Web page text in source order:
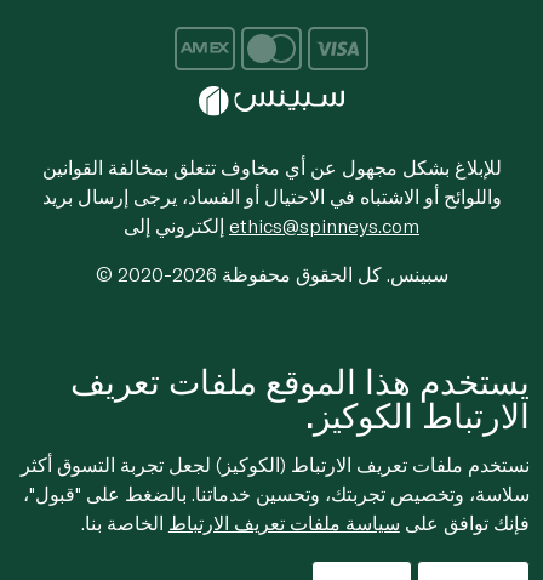
للإبلاغ بشكل مجهول عن أي مخاوف تتعلق بمخالفة القوانين
واللوائح أو الاشتباه في الاحتيال أو الفساد، يرجى إرسال بريد
ethics@spinneys.com
© 2020-2026 سبينس. كل الحقوق محفوظة
يستخدم هذا الموقع ملفات تعريف
الارتباط الكوكيز.
نستخدم ملفات تعريف الارتباط (الكوكيز) لجعل تجربة التسوق أكثر
سلاسة، وتخصيص تجربتك، وتحسين خدماتنا. بالضغط على "قبول"،
فإنك توافق على سياسة ملفات تعريف الارتباط الخاصة بنا.